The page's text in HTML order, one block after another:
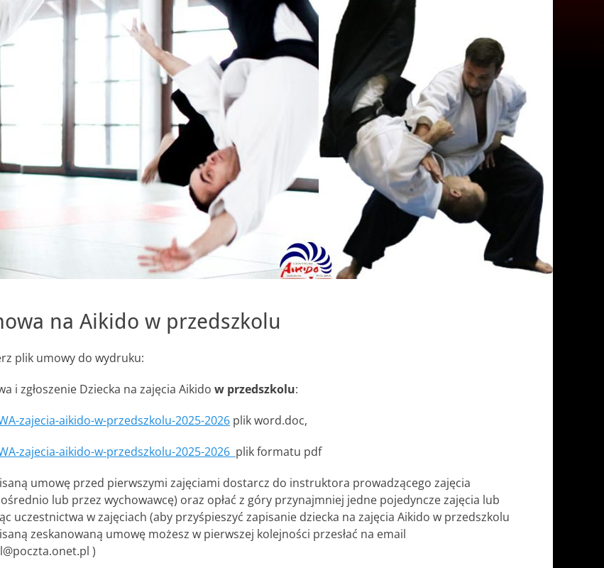
na Aikido w przedszkolu
plik umowy do wydruku:
i zgłoszenie Dziecka na zajęcia Aikido w przedszkolu:
zajecia-aikido-w-przedszkolu-2025-2026 plik word.doc,
zajecia-aikido-w-przedszkolu-2025-2026 plik formatu pdf
umowę przed pierwszymi zajęciami dostarcz do instruktora prowadzącego zajęcia
lub przez wychowawcę) oraz opłać z góry przynajmniej jedne pojedyncze zajęcia lub
uczestnictwa w zajęciach (aby przyśpieszyć zapisanie dziecka na zajęcia Aikido w przedszkolu
zeskanowaną umowę możesz w pierwszej kolejności przesłać na email
)